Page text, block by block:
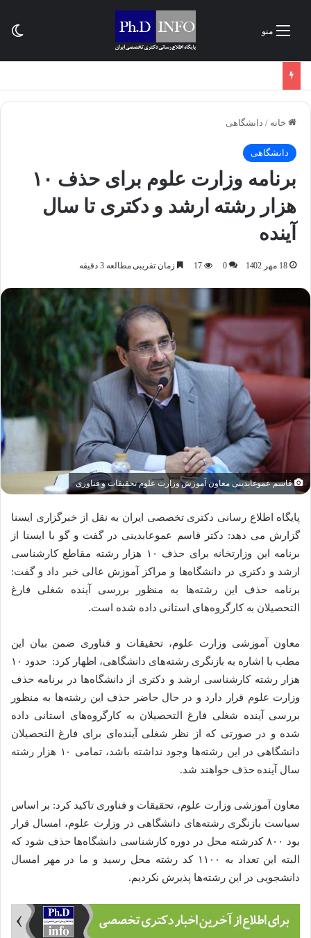
منو
خانه / دانشگاهی
دانشگاهی
برنامه وزارت علوم برای حذف ۱۰
هزار رشته ارشد و دکتری تا سال
آینده
18 مهر 1402 0
17 زمان تقریبی مطالعه 3 دقیقه
قاسم عموعابدینی معاون آموزش وزارت علوم تحقیقات و فناوری
پایگاه اطلاع رسانی دکتری تخصصی ایران به نقل از خبرگزاری ایسنا
گزارش می دهد: دکتر قاسم عموعابدینی در گفت و گو با ایسنا از
برنامه این وزارتخانه برای حذف ۱۰ هزار رشته مقاطع کارشناسی
ارشد و دکتری در دانشگاه‌ها و مراکز آموزش عالی خبر داد و گفت:
برنامه حذف این رشته‌ها به منظور بررسی آینده شغلی فارغ
التحصیلان به کارگروه‌های استانی داده شده است.
معاون آموزشی وزارت علوم، تحقیقات و فناوری ضمن بیان این
مطب با اشاره به بازنگری رشته‌های دانشگاهی، اظهار کرد: حدود ۱۰
هزار رشته کارشناسی ارشد و دکتری از دانشگاه‌ها در برنامه حذف
وزارت علوم قرار دارد و در حال حاضر حذف این رشته‌ها به منظور
بررسی آینده شغلی فارغ التحصیلان به کارگروه‌های استانی داده
شده و در صورتی که از نظر شغلی آینده‌ای برای فارغ التحصیلان
دانشگاهی در این رشته‌ها وجود نداشته باشد، تمامی ۱۰ هزار رشته
سال آینده حذف خواهند شد.
معاون آموزشی وزارت علوم، تحقیقات و فناوری تاکید کرد: بر اساس
سیاست بازنگری رشته‌های دانشگاهی در وزارت علوم، امسال قرار
بود ۸۰۰ کدرشته محل در دوره کارشناسی دانشگاه‌ها حذف شود که
البته این تعداد به ۱۱۰۰ کد رشته محل رسید و ما در مهر امسال
دانشجویی در این رشته‌ها پذیرش نکردیم.